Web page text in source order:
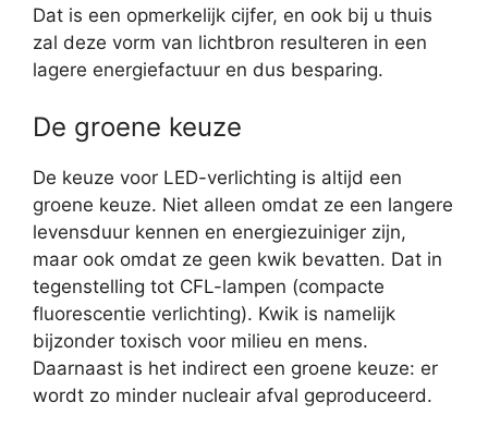
Dat is een opmerkelijk cijfer, en ook bij u thuis
zal deze vorm van lichtbron resulteren in een
lagere energiefactuur en dus besparing.
De groene keuze
De keuze voor LED-verlichting is altijd een
groene keuze. Niet alleen omdat ze een langere
levensduur kennen en energiezuiniger zijn,
maar ook omdat ze geen kwik bevatten. Dat in
tegenstelling tot CFL-lampen (compacte
fluorescentie verlichting). Kwik is namelijk
bijzonder toxisch voor milieu en mens.
Daarnaast is het indirect een groene keuze: er
wordt zo minder nucleair afval geproduceerd.